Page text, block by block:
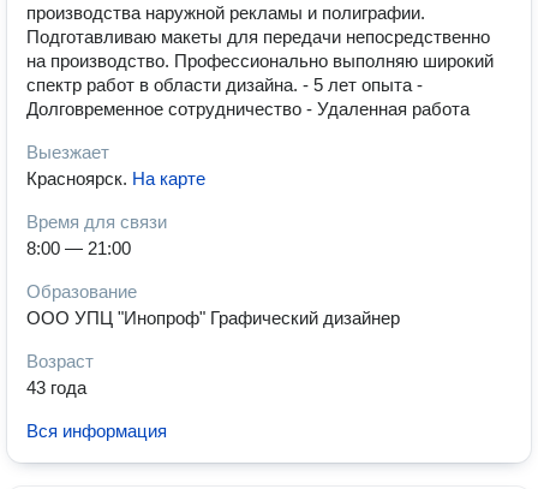
производства наружной рекламы и полиграфии.
Подготавливаю макеты для передачи непосредственно
на производство. Профессионально выполняю широкий
спектр работ в области дизайна. - 5 лет опыта -
Долговременное сотрудничество - Удаленная работа
Выезжает
Красноярск. На карте
Время для связи
8:00 — 21:00
Образование
ООО УПЦ "Инопроф" Графический дизайнер
Возраст
43 года
Вся информация